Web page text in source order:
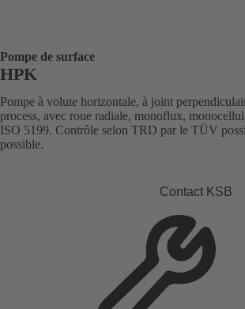
Pompe de surface
HPK
Pompe à volute horizontale, à joint
process, avec roue radiale, monoflux,
ISO 5199. Contrôle selon TRD par le TÜV
possible.
Contact KSB